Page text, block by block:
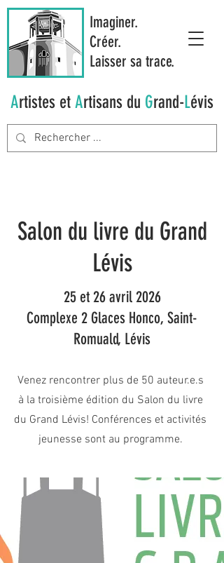
Imaginer.
Créer.
Laisser sa trace.
Artistes et Artisans du Grand-Lévis
Salon du livre du Grand
Lévis
25 et 26 avril 2026
Complexe 2 Glaces Honco, Saint-
Romuald, Lévis
Venez rencontrer plus de 50 auteur.e.s
à la troisième édition du Salon du livre
du Grand Lévis! Conférences et activités
jeunesse sont au programme.